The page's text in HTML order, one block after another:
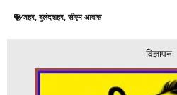
जहर,बुलंदशहर,सीएम आवास
विज्ञापन